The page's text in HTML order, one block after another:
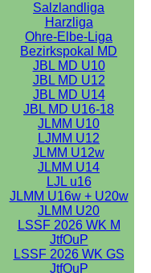
Salzlandliga
Harzliga
Ohre-Elbe-Liga
Bezirkspokal MD
JBL MD U10
JBL MD U12
JBL MD U14
JBL MD U16-18
JLMM U10
LJMM U12
JLMM U12w
JLMM U14
LJL u16
JLMM U16w + U20w
JLMM U20
LSSF 2026 WK M
JtfOuP
LSSF 2026 WK GS
JtfOuP